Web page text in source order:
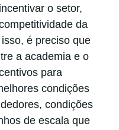
o setor,
da
é preciso que
a academia e o
para
condições
condições
de escala que